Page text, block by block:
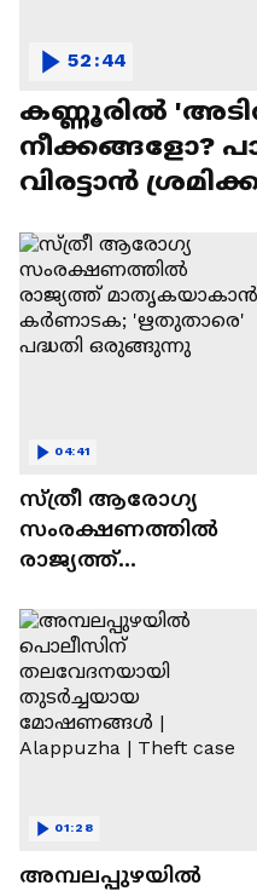
കണ്ണൂരിൽ
നീക്കങ്ങളോ?
വിരട്ടാൻ
52:44
സ്ത്രീ ആരോഗ്യ
സംരക്ഷണത്തിൽ
രാജ്യത്ത്
കര്‍ണാടക;
'ഋതുതാരെ' പദ്ധതി
ഒരുങ്ങുന്നു
04:41
അമ്പലപ്പുഴയില്‍
01:28